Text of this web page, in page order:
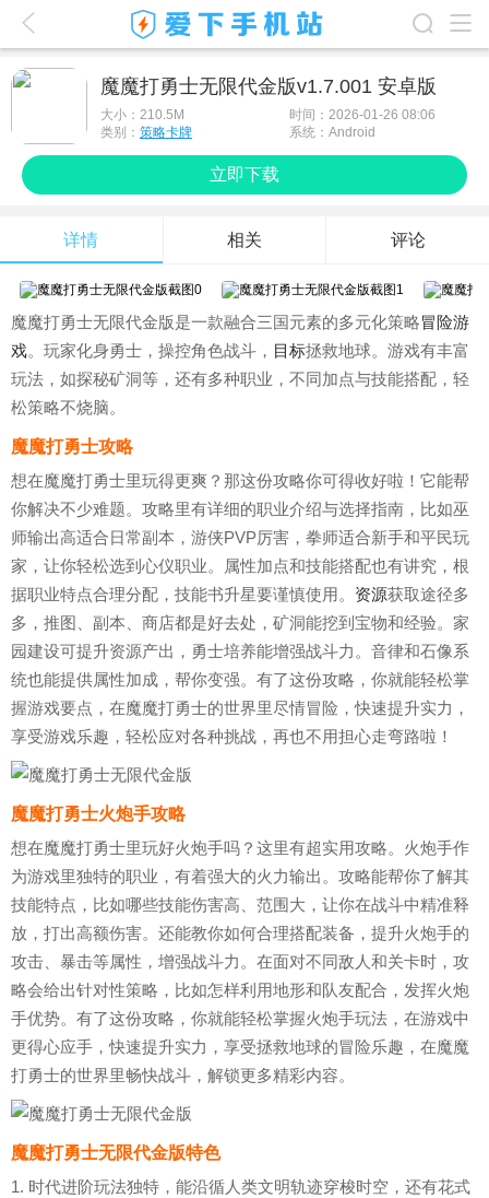
应用排行榜
最新游戏
最新应用
手机使用
游戏攻略
魔魔打勇士无限代金版v1.7.001 安卓版
大小： 210.5M
时间：2026-01-26 08:06
类别： 策略卡牌 系统：Android
立即下载
详情 相关 评论
魔魔打勇士无限代金版是一款融合三国元素的多元化策略冒险游
戏。玩家化身勇士，操控角色战斗， 目标拯救地球。游戏有丰富
玩法，如探秘矿洞等，还有多种职业，不同加点与技能搭配，轻
松策略不烧脑。
魔魔打勇士攻略
想在魔魔打勇士里玩得更爽？那这份攻略你可得收好啦！它能帮
你解决不少难题。攻略里有详细的职业介绍与选择指南，比如巫
师输出高适合日常副本，游侠PVP厉害，拳师适合新手和平民玩
家，让你轻松选到心仪职业。属性加点和技能搭配也有讲究，根
据职业特点合理分配，技能书升星要谨慎使用。 资源获取途径多
多，推图、副本、商店都是好去处，矿洞能挖到宝物和经验。家
园建设可提升资源产出，勇士培养能增强战斗力。音律和石像系
统也能提供属性加成，帮你变强。有了这份攻略，你就能轻松掌
握游戏要点，在魔魔打勇士的世界里尽情冒险，快速提升实力，
享受游戏乐趣，轻松应对各种挑战，再也不用担心走弯路啦！
魔魔打勇士火炮手攻略
想在魔魔打勇士里玩好火炮手吗？这里有超实用攻略。火炮手作
为游戏里独特的职业，有着强大的火力输出。攻略能帮你了解其
技能特点，比如哪些技能伤害高、范围大，让你在战斗中精准释
放，打出高额伤害。还能教你如何合理搭配装备，提升火炮手的
攻击、暴击等属性，增强战斗力。在面对不同敌人和关卡时，攻
略会给出针对性策略，比如怎样利用地形和队友配合，发挥火炮
手优势。有了这份攻略，你就能轻松掌握火炮手玩法，在游戏中
更得心应手，快速提升实力，享受拯救地球的冒险乐趣，在魔魔
打勇士的世界里畅快战斗，解锁更多精彩内容。
魔魔打勇士无限代金版特色
1. 时代进阶玩法独特，能沿循人类文明轨迹穿梭时空，还有花式